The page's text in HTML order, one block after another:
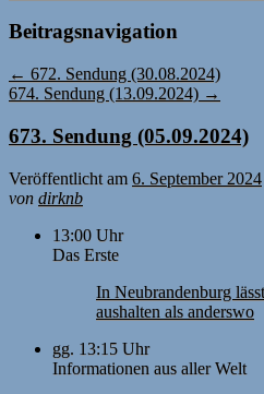
Beitragsnavigation
← 672. Sendung (30.08.2024)
674. Sendung (13.09.2024) →
673. Sendung (05.09.2024)
Veröffentlicht am 6. September 2024
von dirknb
13:00 Uhr
Das Erste
In Neubrandenburg
aushalten als anderswo
gg. 13:15 Uhr
Informationen aus aller Welt